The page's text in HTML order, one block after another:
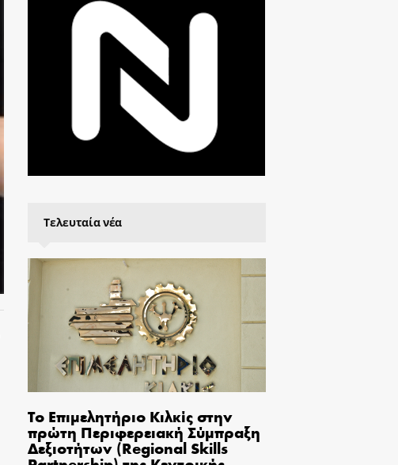
Τελευταία νέα
Το Επιμελητήριο Κιλκίς στην
πρώτη Περιφερειακή Σύμπραξη
Δεξιοτήτων (Regional Skills